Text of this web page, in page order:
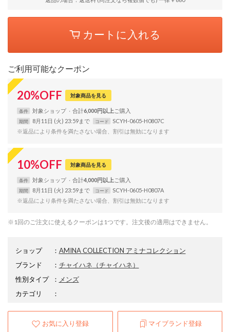
カートに入れる
ご利用可能なクーポン
20%OFF 対象商品を見る
条件 対象ショップ 合計6,000円以上
期間 8月11日 (火) 23:59まで コード
SCYH-0605-H0807C
※返品により条件を満たさない場合、割引は無効になります
10%OFF 対象商品を見る
条件 対象ショップ 合計4,000円以上
期間 8月11日 (火) 23:59まで コード
SCYH-0605-H0807A
※返品により条件を満たさない場合、割引は無効になります
※1回のご注文に使えるクーポンは1つです。注文後の適用はできません。
ショップ ： AMINA COLLECTION アミナコレクション
ブランド
： チャイハネ （チャイハネ）
性別タイプ
： メンズ
カテゴリ
：
お気に入り登録 マイブランド登録